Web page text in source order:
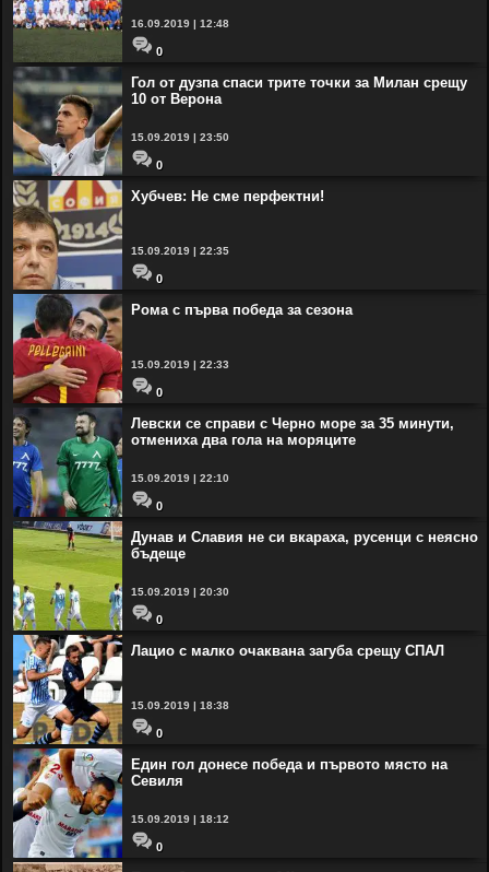
16.09.2019 | 12:48
0
Гол от дузпа спаси трите точки за Милан срещу
10 от Верона
15.09.2019 | 23:50
0
Хубчев: Не сме перфектни!
15.09.2019 | 22:35
0
Рома с първа победа за сезона
15.09.2019 | 22:33
0
Левски се справи с Черно море за 35 минути,
отмениха два гола на моряците
15.09.2019 | 22:10
0
Дунав и Славия не си вкараха, русенци с неясно
бъдеще
15.09.2019 | 20:30
0
Лацио с малко очаквана загуба срещу СПАЛ
15.09.2019 | 18:38
0
Един гол донесе победа и първото място на
Севиля
15.09.2019 | 18:12
0